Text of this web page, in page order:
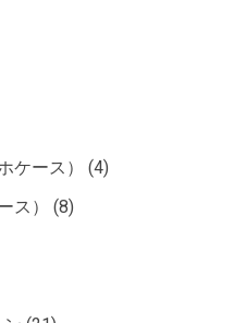
ケース）
(4)
ス）
(8)